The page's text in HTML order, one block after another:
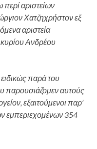
αριστείων
Χατζηχρήστον εξ
αριστεία
Ανδρέου
παρά του
παρουσιάζομεν αυτούς
εξαιτούμενοι παρ’
εμπεριεχομένων 354